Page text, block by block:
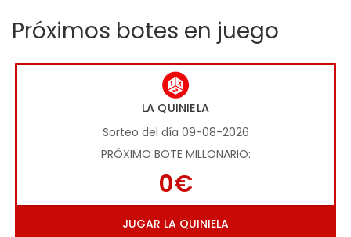
Próximos botes en juego
LA QUINIELA
Sorteo del día 09-08-2026
PRÓXIMO BOTE MILLONARIO:
0€
JUGAR LA QUINIELA